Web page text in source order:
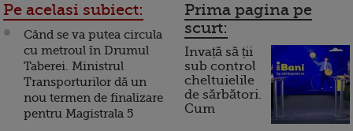
Pe acelasi subiect:
Când se va putea circula
cu metroul în Drumul
Taberei. Ministrul
Transporturilor dă un
nou termen de finalizare
pentru Magistrala 5
Prima pagina pe
scurt:
Invață să ții
sub control
cheltuielile
de sărbători.
Cum